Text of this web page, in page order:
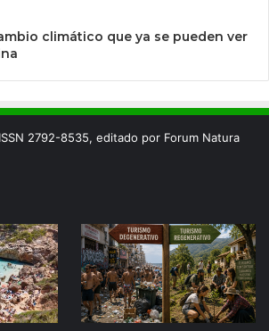
climático que ya se pueden ver
2792-8535, editado por Forum Natura